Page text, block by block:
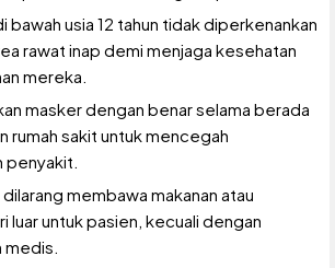
bawah usia 12 tahun tidak diperkenankan
rawat inap demi menjaga kesehatan
mereka.
masker dengan benar selama berada
rumah sakit untuk mencegah
penyakit.
membawa makanan atau
luar untuk pasien, kecuali dengan
medis.